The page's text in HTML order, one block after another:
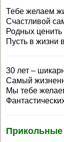
Тебе желаем
Счастливой
Родных ценить
Пусть в жизни
30 лет –
Самый
Мы тебе